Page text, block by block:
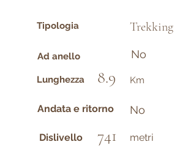
Tipologia
Ad anello
Lunghezza 8.9
Andata e ritorno
Dislivello 741
Trekking
No
Km
No
metri